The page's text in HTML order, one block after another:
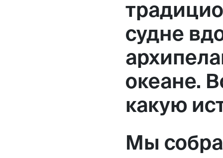
судне
океане.
какую
Мы